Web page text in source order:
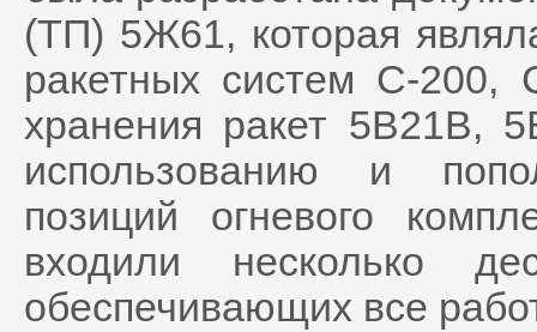
(ТП) 5Ж61, которая
ракетных систем С-200,
хранения ракет 5В21В,
использованию и
позиций огневого
входили несколько
обеспечивающих все